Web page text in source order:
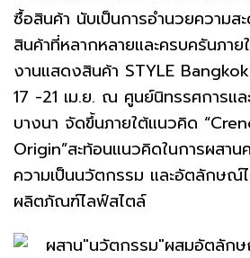
ซื้อสินค้า นับเป็นการอำนวยความส
สินค้าที่หลากหลายและครบครันภาย
งานแสดงสินค้า STYLE
17 -21 เม.ย. ณ ศูนย์นิทรรศการแล
บางนา จัดขึ้นภายใต้แนวคิด
Origin”สะท้อนแนวคิดในการผสา
ความเป็นนวัตกรรม และอัตลักษณ์
ผลิตภัณฑ์ไลฟ์สไตล์